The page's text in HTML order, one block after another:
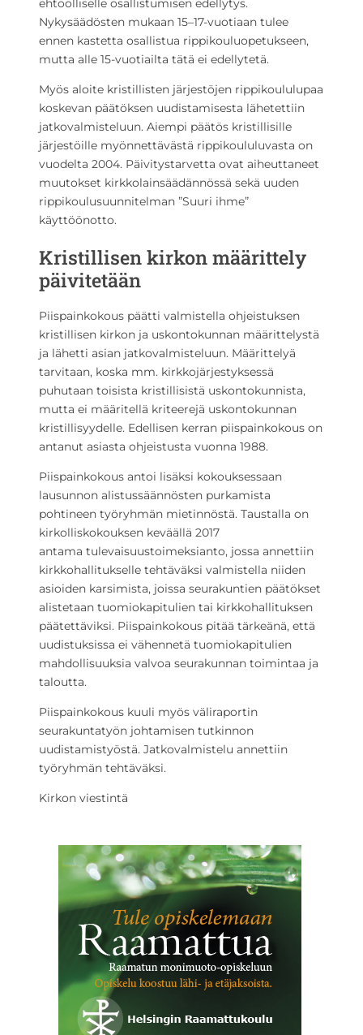
ehtoolliselle osallistumisen edellytys.
Nykysäädösten mukaan 15–17-vuotiaan tulee
ennen kastetta osallistua rippikouluopetukseen,
mutta alle 15-vuotiailta tätä ei edellytetä.
Myös aloite kristillisten järjestöjen rippikoululupaa
koskevan päätöksen uudistamisesta lähetettiin
jatkovalmisteluun. Aiempi päätös kristillisille
järjestöille myönnettävästä rippikoululuvasta on
vuodelta 2004. Päivitystarvetta ovat aiheuttaneet
muutokset kirkkolainsäädännössä sekä uuden
rippikoulusuunnitelman ”Suuri ihme”
käyttöönotto.
Kristillisen kirkon määrittely
päivitetään
Piispainkokous päätti valmistella ohjeistuksen
kristillisen kirkon ja uskontokunnan määrittelystä
ja lähetti asian jatkovalmisteluun. Määrittelyä
tarvitaan, koska mm. kirkkojärjestyksessä
puhutaan toisista kristillisistä uskontokunnista,
mutta ei määritellä kriteerejä uskontokunnan
kristillisyydelle. Edellisen kerran piispainkokous on
antanut asiasta ohjeistusta vuonna 1988.
Piispainkokous antoi lisäksi kokouksessaan
lausunnon alistussäännösten purkamista
pohtineen työryhmän mietinnöstä. Taustalla on
kirkolliskokouksen keväällä 2017
antama tulevaisuustoimeksianto, jossa annettiin
kirkkohallitukselle tehtäväksi valmistella niiden
asioiden karsimista, joissa seurakuntien päätökset
alistetaan tuomiokapitulien tai kirkkohallituksen
päätettäviksi. Piispainkokous pitää tärkeänä, että
uudistuksissa ei vähennetä tuomiokapitulien
mahdollisuuksia valvoa seurakunnan toimintaa ja
taloutta.
Piispainkokous kuuli myös väliraportin
seurakuntatyön johtamisen tutkinnon
uudistamistyöstä. Jatkovalmistelu annettiin
työryhmän tehtäväksi.
Kirkon viestintä